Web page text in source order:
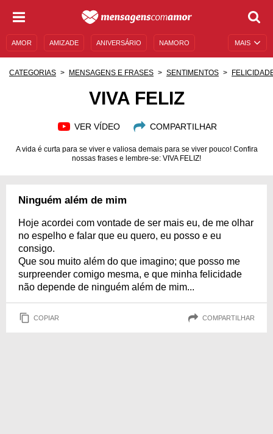
MAIS
AMOR AMIZADE ANIVERSÁRIO NAMORO
CATEGORIAS MENSAGENS E FRASES SENTIMENTOS
VIVA FELIZ
VER VÍDEO COMPARTILHAR
A vida é curta para se viver e valiosa demais para se viver pouco! Confira
nossas frases e lembre-se: VIVA FELIZ!
Ninguém além de mim
Hoje acordei com vontade de ser mais eu, de me olhar
no espelho e falar que eu quero, eu posso e eu
consigo.
Que sou muito além do que imagino; que posso me
surpreender comigo mesma, e que minha felicidade
não depende de ninguém além de mim...
COPIAR COMPARTILHAR